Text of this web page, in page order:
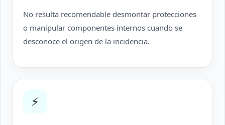
No resulta recomendable desmontar protecciones
o manipular componentes internos cuando se
desconoce el origen de la incidencia.
⚡